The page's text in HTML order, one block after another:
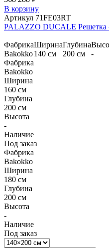
В корзину
Артикул 71FE03RT
PALAZZO DUCALE Решетка
Фабрика
Bakokko
Ширина
140 см
Глубина
200 см
-
Фабрика
Bakokko
Ширина
160 см
Глубина
200 см
Высота
-
Наличие
Под заказ
Фабрика
Bakokko
Ширина
180 см
Глубина
200 см
Высота
-
Наличие
Под заказ